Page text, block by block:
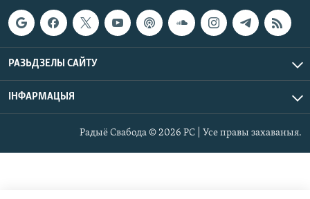
РАЗЬДЗЕЛЫ САЙТУ
ІНФАРМАЦЫЯ
Радыё Свабода © 2026 РС | Усе правы захаваныя.